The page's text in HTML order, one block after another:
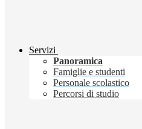
Servizi
Panoramica
Famiglie e studenti
Personale scolastico
Percorsi di studio